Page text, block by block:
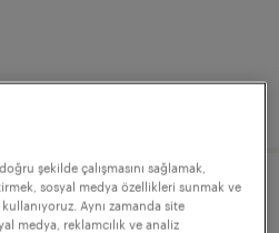
şekilde çalışmasını sağlamak,
sosyal medya özellikleri sunmak ve
Aynı zamanda site
medya, reklamcılık ve analiz